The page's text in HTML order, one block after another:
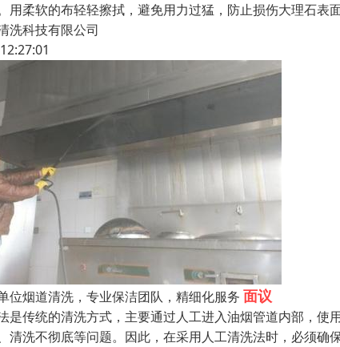
用柔软的布轻轻擦拭，避免用力过猛，防止损伤大理石
洗科技有限公司
位烟道清洗，专业保洁团队，精细化服务 面议
是传统的清洗方式，主要通过人工进入油烟管道内部，
清洗不彻底等问题。因此，在采用人工清洗法时，必须